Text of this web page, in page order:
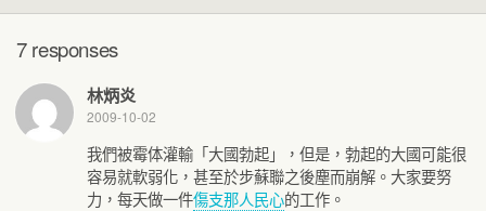
7 responses
林炳炎
2009-10-02
我們被霉体灌輸「大國勃起」，但是，勃起的大國可能很
容易就軟弱化，甚至於步蘇聯之後塵而崩解。大家要努
力，每天做一件傷支那人民心的工作。